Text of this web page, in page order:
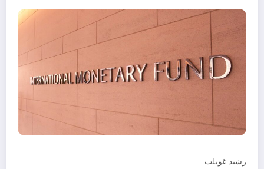
رشيد غويلب